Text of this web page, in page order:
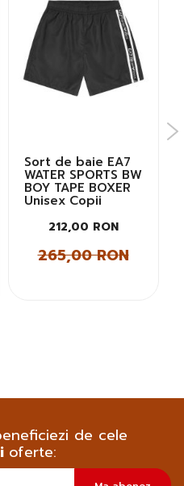
Sort de baie EA7
WATER SPORTS BW
BOY TAPE BOXER
Unisex Copii
212,00 RON
265,00 RON
de cele
oferte: